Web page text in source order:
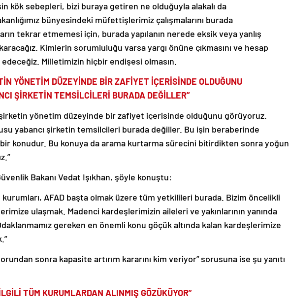
kök sebepleri, bizi buraya getiren ne olduğuyla alakalı da
bünyesindeki müfettişlerimiz çalışmalarını burada
tekrar etmemesi için, burada yapılanın nerede eksik veya yanlış
Kimlerin sorumluluğu varsa yargı önüne çıkmasını ve hesap
Milletimizin hiçbir endişesi olmasın.
YÖNETİM DÜZEYİNDE BİR ZAFİYET İÇERİSİNDE OLDUĞUNU
ŞİRKETİN TEMSİLCİLERİ BURADA DEĞİLLER”
yönetim düzeyinde bir zafiyet içerisinde olduğunu görüyoruz.
yabancı şirketin temsilcileri burada değiller. Bu işin beraberinde
bir konudur. Bu konuya da arama kurtarma sürecini bitirdikten sonra yoğun
Bakanı Vedat Işıkhan, şöyle konuştu:
AFAD başta olmak üzere tüm yetkilileri burada. Bizim öncelikli
ulaşmak. Madenci kardeşlerimizin aileleri ve yakınlarının yanında
gereken en önemli konu göçük altında kalan kardeşlerimize
sonra kapasite artırım kararını kim veriyor” sorusuna ise şu yanıtı
TÜM KURUMLARDAN ALINMIŞ GÖZÜKÜYOR”